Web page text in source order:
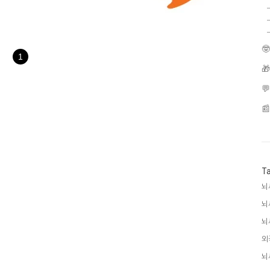
역시 여러분의 더 나은 ..
1
뇌
뇌
뇌
외
뇌